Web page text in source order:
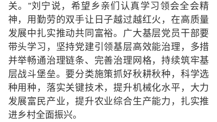
关。”刘宁说，希望乡亲们认真学习领会全会精
神，用勤劳的双手让日子越过越红火，在高质量
发展中扎实推动共同富裕。广大基层党员干部要
带头学习，坚持党建引领基层高效能治理，多措
并举畅通治理链条、完善治理网格，持续筑牢基
层战斗堡垒。要分类施策抓好秋耕秋种，科学选
种用种，落实关键技术，提升机械化水平，大力
发展富民产业，提升农业综合生产能力，扎实推
进乡村全面振兴。